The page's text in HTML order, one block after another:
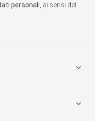
personali , ai sensi del

